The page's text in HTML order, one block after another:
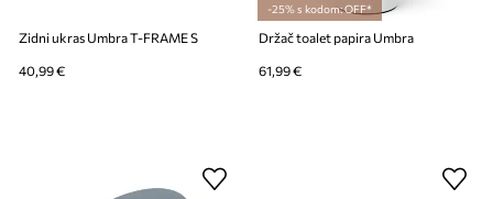
Zidni ukras Umbra T-FRAME S
40,99 €
-25% s kodom: OFF*
Držač toalet papira Umbra
61,99 €